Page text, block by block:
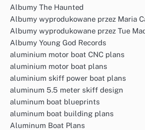
Albumy The Haunted
Albumy wyprodukowane przez Maria
Albumy wyprodukowane przez Tue
Albumy Young God Records
aluminium motor boat CNC plans
aluminium motor boat plans
aluminium skiff power boat plans
aluminum 5.5 meter skiff design
aluminum boat blueprints
aluminum boat building plans
Aluminum Boat Plans